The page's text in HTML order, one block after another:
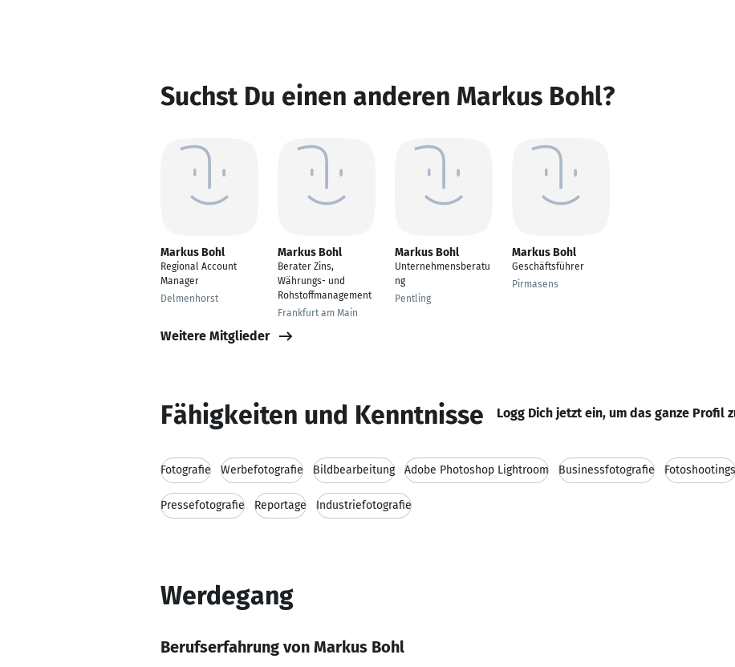
Suchst Du einen anderen Markus Bohl?
Markus Bohl
Regional Account
Manager
Delmenhorst
Markus Bohl
Berater Zins,
Währungs- und
Rohstoffmanagement
Frankfurt am Main
Markus Bohl
Unternehmensberatu
ng
Pentling
Markus Bohl
Geschäftsführer
Pirmasens
Weitere Mitglieder
Fähigkeiten und Kenntnisse Logg Dich jetzt ein, um das ganze Profil
Fotografie Werbefotografie Bildbearbeitung Adobe Photoshop Lightroom Businessfotografie Fotoshootings
Pressefotografie Reportage Industriefotografie
Werdegang
Berufserfahrung von Markus Bohl